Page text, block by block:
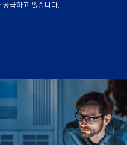
급하고 있습니다.